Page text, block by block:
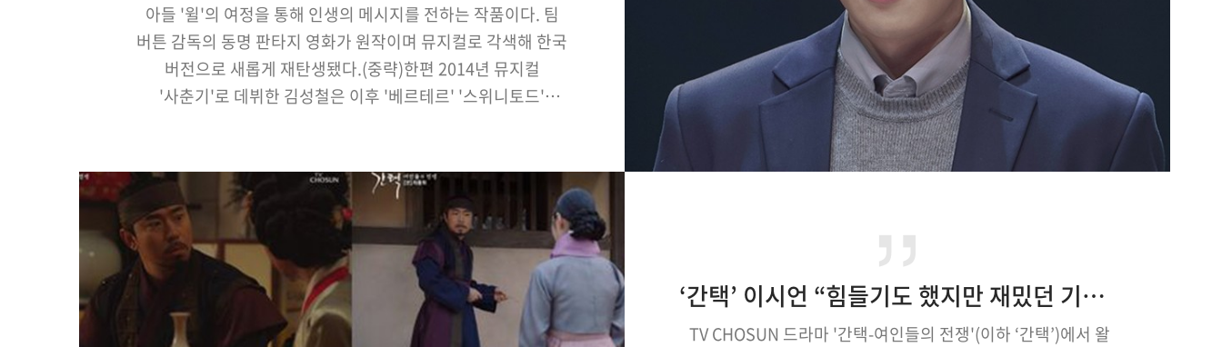
아들 '윌'의 여정을 통해 인생의 메시지를 전하는 작품이다. 팀
버튼 감독의 동명 판타지 영화가 원작이며 뮤지컬로 각색해 한국
버전으로 새롭게 재탄생됐다.(중략)한편 2014년 뮤지컬
'사춘기'로 데뷔한 김성철은 이후 '베르테르' '스위니토드'
브라운관뿐만 아니라 '배반의 장…
‘간택’ 이시언 “힘들기도 했지만 재밌던 기억 더 많아 오래 남을 것” 종영 소감
TV CHOSUN 드라마 '간택-여인들의 전쟁'(이하 ‘간택’)에서 왈